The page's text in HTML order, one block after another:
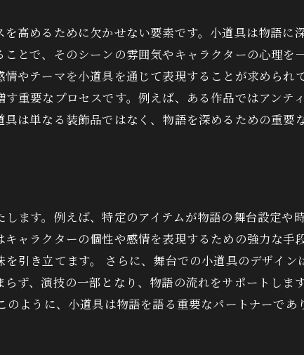
高めるために欠かせない要素です。小道具は物語に
とで、そのシーンの雰囲気やキャラクターの心理を
やテーマを小道具を通じて表現することが求められ
重要なプロセスです。例えば、ある作品ではアンテ
は単なる装飾品ではなく、物語を深めるための重要
ます。例えば、特定のアイテムが物語の舞台設定や
ャラクターの個性や感情を表現するための強力な手
引き立てます。 さらに、舞台での小道具のデザイ
ず、演技の一部となり、物語の流れをサポートしま
ように、小道具は物語を語る重要なパートナーで